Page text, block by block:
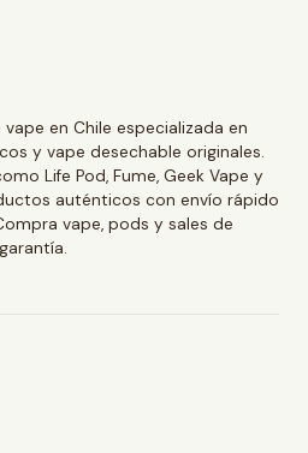
en Chile especializada en
y vape desechable originales.
Life Pod, Fume, Geek Vape y
auténticos con envío rápido
vape, pods y sales de